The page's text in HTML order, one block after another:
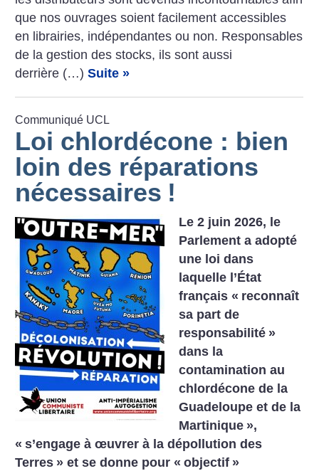
que nos ouvrages soient facilement accessibles
en librairies, indépendantes ou non. Responsables
de la gestion des stocks, ils sont aussi
derrière (…)Suite »
Communiqué UCL
Loi chlordécone : bien
loin des réparations
nécessaires !
Le 2 juin 2026, le
Parlement a adopté
une loi dans
laquelle l’État
français « reconnaît
sa part de
responsabilité »
dans la
contamination au
chlordécone de la
Guadeloupe et de la
Martinique »,
« s’engage à œuvrer à la dépollution des
Terres » et se donne pour « objectif »